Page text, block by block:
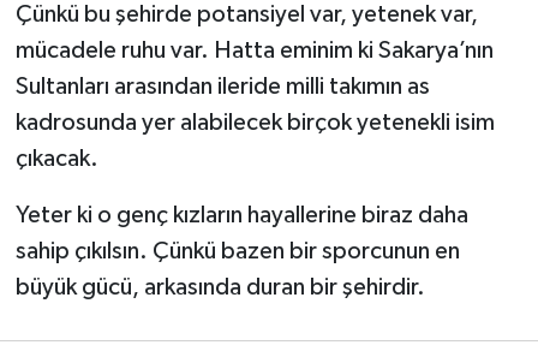
Çünkü bu şehirde potansiyel var, yetenek var,
mücadele ruhu var. Hatta eminim ki Sakarya’nın
Sultanları arasından ileride milli takımın as
kadrosunda yer alabilecek birçok yetenekli isim
çıkacak.
Yeter ki o genç kızların hayallerine biraz daha
sahip çıkılsın. Çünkü bazen bir sporcunun en
büyük gücü, arkasında duran bir şehirdir.